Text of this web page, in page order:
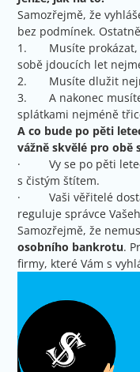
Samozřejmě, že
bez podmínek.
1. Musíte prokázat,
sobě jdoucích let
2. Musíte dlužit
3. A nakonec musíte
splátkami nejméně
A co bude po pěti
vážně skvělé pro obě
· Vy se po pěti
s čistým štítem.
· Vaši věřitelé
reguluje správce
Samozřejmě, že
osobního bankrotu.
firmy, které Vám s